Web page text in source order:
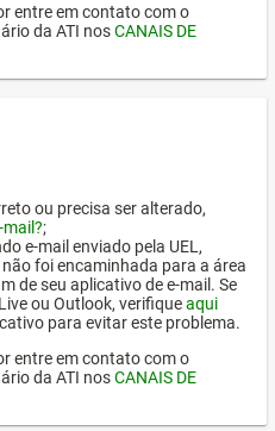
entre em contato com o
da ATI nosCANAIS DE
ou precisa ser alterado,
;
e-mail enviado pela UEL,
foi encaminhada para a área
de seu aplicativo de e-mail. Se
ou Outlook, verifiqueaqui
para evitar este problema.
entre em contato com o
da ATI nosCANAIS DE